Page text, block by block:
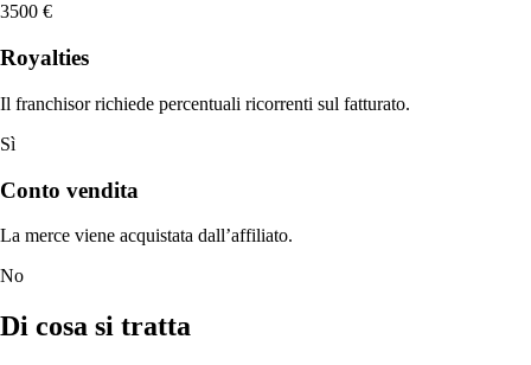
3500 €
Royalties
Il franchisor richiede percentuali ricorrenti sul fatturato.
Sì
Conto vendita
La merce viene acquistata dall’affiliato.
No
Di cosa si tratta